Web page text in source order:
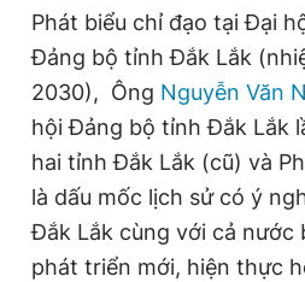
Đọc Thanh Niên trên điện
Phát biểu chỉ đạo tại Đại
Đảng bộ tỉnh Đắk Lắk
2030), Ông Nguyễn Văn
hội Đảng bộ tỉnh Đắk Lắk
hai tỉnh Đắk Lắk (cũ) và
là dấu mốc lịch sử có ý
Đắk Lắk cùng với cả nước
phát triển mới, hiện thực